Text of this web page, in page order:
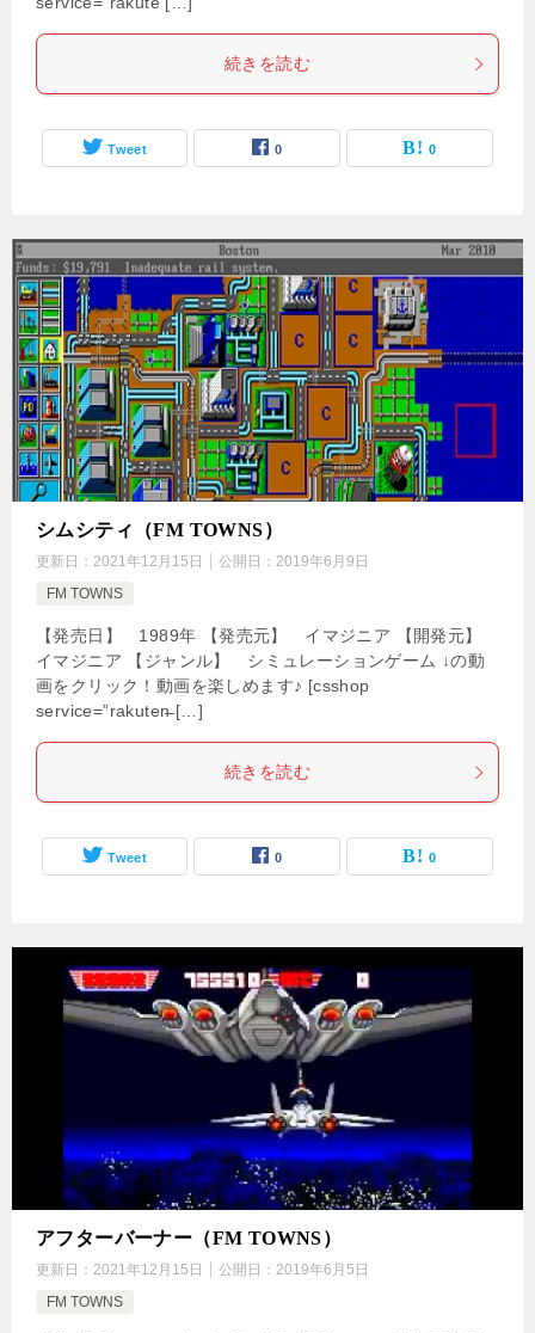
続きを読む
Tweet 0 0
シムシティ（FM TOWNS）
更新日： 2021年12月15日 公開日： 2019年6月9日
FM TOWNS
【発売日】 1989年 【発売元】 イマジニア 【開発元】
イマジニア 【ジャンル】 シミュレーションゲーム ↓の動
画をクリック！動画を楽しめます♪ [csshop
service=”rakuten̶ […]
続きを読む
Tweet 0 0
アフターバーナー（FM TOWNS）
更新日： 2021年12月15日 公開日： 2019年6月5日
FM TOWNS